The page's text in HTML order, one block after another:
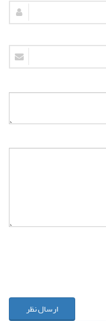
ارسال نظر